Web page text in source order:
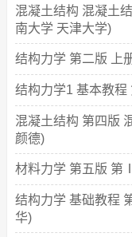
混凝土结构 混凝土
南大学 天津大学)
结构力学 第二版 上
结构力学1 基本教程
混凝土结构 第四版
颜德)
材料力学 第五版 第
结构力学 基础教程
华)